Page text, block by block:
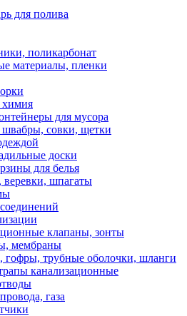
для полива
поликарбонат
материалы, пленки
химия
для мусора
совки, щетки
доски
для белья
шпагаты
клапаны, зонты
мембраны
трубные оболочки, шланги
канализационные
газа